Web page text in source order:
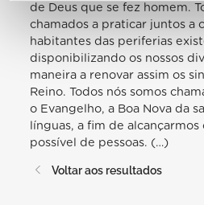
de Deus que se fez homem.
chamados a praticar juntos a
habitantes das periferias
disponibilizando os nossos
maneira a renovar assim os
Reino. Todos nós somos
o Evangelho, a Boa Nova da
línguas, a fim de
possível de pessoas. (…)
Voltar aos resultados